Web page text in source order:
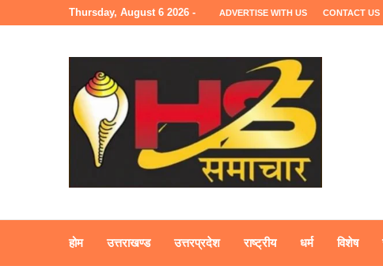
Thursday, August 6 2026 - ADVERTISE WITH US CONTACT US
होम उत्तराखण्ड उत्तरप्रदेश राष्ट्रीय धर्म विशेष